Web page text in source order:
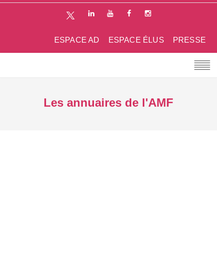
PRESSE
ESPACE ÉLUS
ESPACE AD
Les annuaires de l'AMF